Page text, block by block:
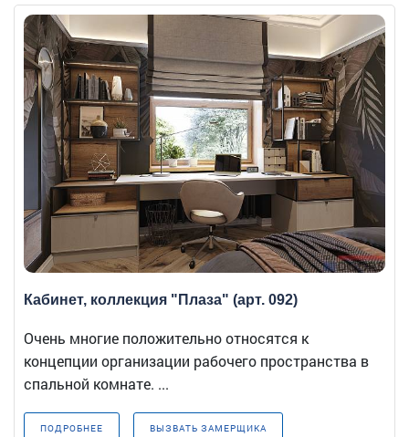
Кабинет, коллекция "Плаза" (арт. 092)
Очень многие положительно относятся к
концепции организации рабочего пространства в
спальной комнате. ...
ПОДРОБНЕЕ ВЫЗВАТЬ ЗАМЕРЩИКА